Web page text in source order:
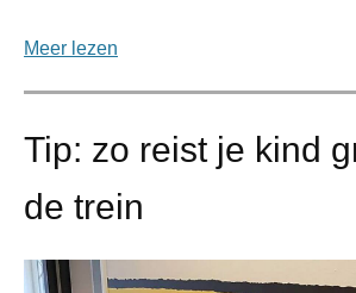
Meer lezen
Tip: zo reist je kind
de trein